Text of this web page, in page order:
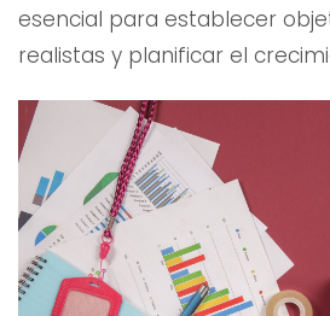
esencial para establecer
realistas y planificar el